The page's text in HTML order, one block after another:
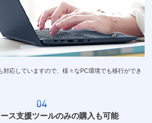
応していますので、様々なPC環境でも移行ができ
ス支援ツールのみの購入も可能